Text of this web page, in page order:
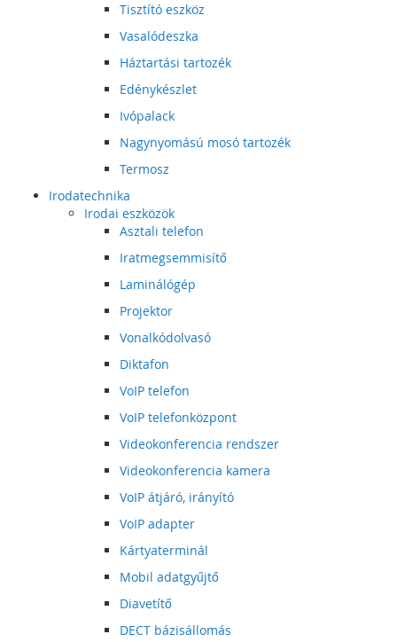
Tisztító eszköz
Vasalódeszka
Háztartási tartozék
Edénykészlet
Ivópalack
Nagynyomású mosó tartozék
Termosz
Irodatechnika
Irodai eszközök
Asztali telefon
Iratmegsemmisítő
Laminálógép
Projektor
Vonalkódolvasó
Diktafon
VoIP telefon
VoIP telefonközpont
Videokonferencia rendszer
Videokonferencia kamera
VoIP átjáró, irányító
VoIP adapter
Kártyaterminál
Mobil adatgyűjtő
Diavetítő
DECT bázisállomás